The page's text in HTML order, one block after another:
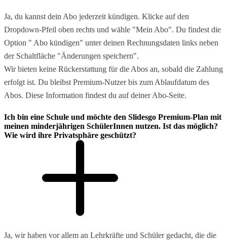
Ja, du kannst dein Abo jederzeit kündigen. Klicke auf den
Dropdown-Pfeil oben rechts und wähle "Mein Abo". Du findest die
Option " Abo kündigen" unter deinen Rechnungsdaten links neben
der Schaltfläche "Änderungen speichern".
Wir bieten keine Rückerstattung für die Abos an, sobald die Zahlung
erfolgt ist. Du bleibst Premium-Nutzer bis zum Ablaufdatum des
Abos. Diese Information findest du auf deiner Abo-Seite.
Ich bin eine Schule und möchte den Slidesgo Premium-Plan mit
meinen minderjährigen SchülerInnen nutzen. Ist das möglich?
Wie wird ihre Privatsphäre geschützt?
Ja, wir haben vor allem an Lehrkräfte und Schüler gedacht, die die